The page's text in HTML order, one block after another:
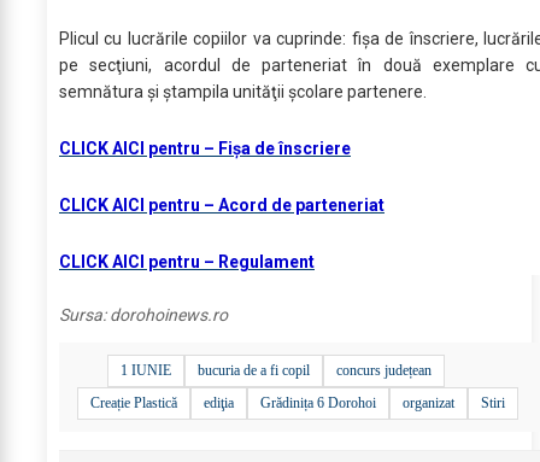
Plicul cu lucrările copiilor va cuprinde: fișa de înscriere,
pe secţiuni, acordul de parteneriat în două exemplare
semnătura şi ştampila unităţii şcolare partenere.
CLICK AICI pentru – Fișa de înscriere
CLICK AICI pentru – Acord de parteneriat
CLICK AICI pentru – Regulament
Sursa:dorohoinews.ro
1 IUNIE bucuria de a fi copil
concurs județean
Creație Plastică
ediţia Grădinița 6 Dorohoi organizat Stiri